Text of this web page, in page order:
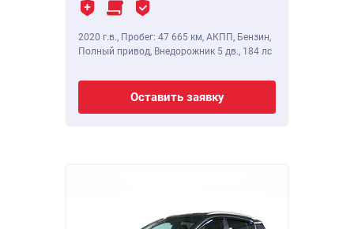
2020 г.в., Пробег: 47 665 км, АКПП, Бензин,
Полный привод, Внедорожник 5 дв., 184 лс
Оставить заявку